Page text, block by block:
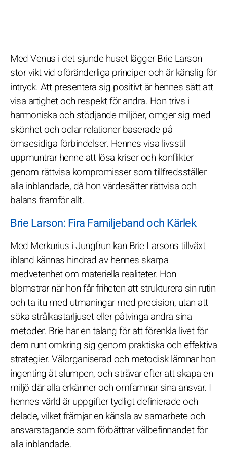
Med Venus i det sjunde huset lägger Brie Larson
stor vikt vid oföränderliga principer och är känslig för
intryck. Att presentera sig positivt är hennes sätt att
visa artighet och respekt för andra. Hon trivs i
harmoniska och stödjande miljöer, omger sig med
skönhet och odlar relationer baserade på
ömsesidiga förbindelser. Hennes visa livsstil
uppmuntrar henne att lösa kriser och konflikter
genom rättvisa kompromisser som tillfredsställer
alla inblandade, då hon värdesätter rättvisa och
balans framför allt.
Brie Larson: Fira Familjeband och Kärlek
Med Merkurius i Jungfrun kan Brie Larsons tillväxt
ibland kännas hindrad av hennes skarpa
medvetenhet om materiella realiteter. Hon
blomstrar när hon får friheten att strukturera sin rutin
och ta itu med utmaningar med precision, utan att
söka strålkastarljuset eller påtvinga andra sina
metoder. Brie har en talang för att förenkla livet för
dem runt omkring sig genom praktiska och effektiva
strategier. Välorganiserad och metodisk lämnar hon
ingenting åt slumpen, och strävar efter att skapa en
miljö där alla erkänner och omfamnar sina ansvar. I
hennes värld är uppgifter tydligt definierade och
delade, vilket främjar en känsla av samarbete och
ansvarstagande som förbättrar välbefinnandet för
alla inblandade.